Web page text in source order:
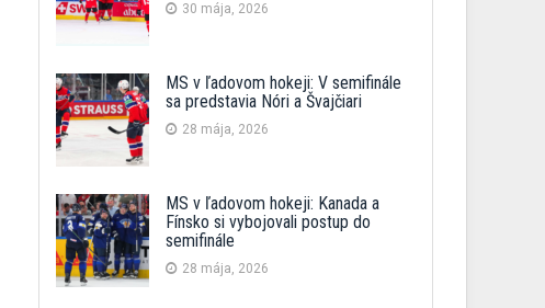
30 mája, 2026
MS v ľadovom hokeji: V semifinále
sa predstavia Nóri a Švajčiari
28 mája, 2026
MS v ľadovom hokeji: Kanada a
Fínsko si vybojovali postup do
semifinále
28 mája, 2026